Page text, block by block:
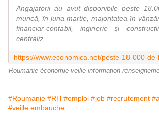
Angajatorii au avut disponibile peste
muncă, în luna martie, majoritatea în
financiar-contabil, inginerie şi
centraliz...
Roumanie économie veille information
#Roumanie #RH #emploi #job #recrutement
#veille embauche